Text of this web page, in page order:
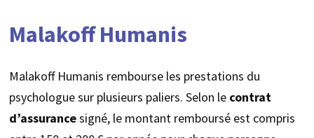
Malakoff Humanis
Malakoff Humanis rembourse les prestations du
psychologue sur plusieurs paliers. Selon le contrat
d’assurancesigné, le montant remboursé est compris